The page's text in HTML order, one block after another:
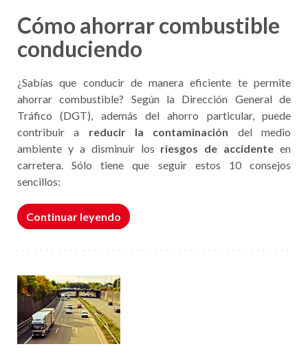
Cómo ahorrar combustible
conduciendo
¿Sabías que conducir de manera eficiente te permite
ahorrar combustible? Según la Dirección General de
Tráfico (DGT), además del ahorro particular, puede
contribuir a reducir la contaminación del medio
ambiente y a disminuir los riesgos de accidente en
carretera. Sólo tiene que seguir estos 10 consejos
sencillos:
Continuar leyendo